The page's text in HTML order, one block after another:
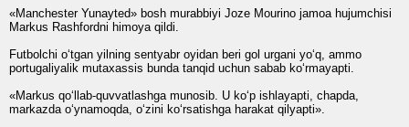
«Manchester Yunayted» bosh murabbiyi Joze Mourino jamoa hujumchisi
Markus Rashfordni himoya qildi.
Futbolchi o‘tgan yilning sentyabr oyidan beri gol urgani yo‘q, ammo
portugaliyalik mutaxassis bunda tanqid uchun sabab ko‘rmayapti.
«Markus qo‘llab-quvvatlashga munosib. U ko‘p ishlayapti, chapda,
markazda o‘ynamoqda, o‘zini ko‘rsatishga harakat qilyapti».